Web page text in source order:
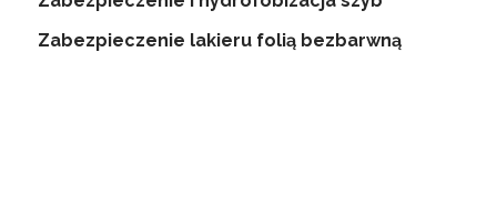
Zabezpieczenie lakieru folią bezbarwną